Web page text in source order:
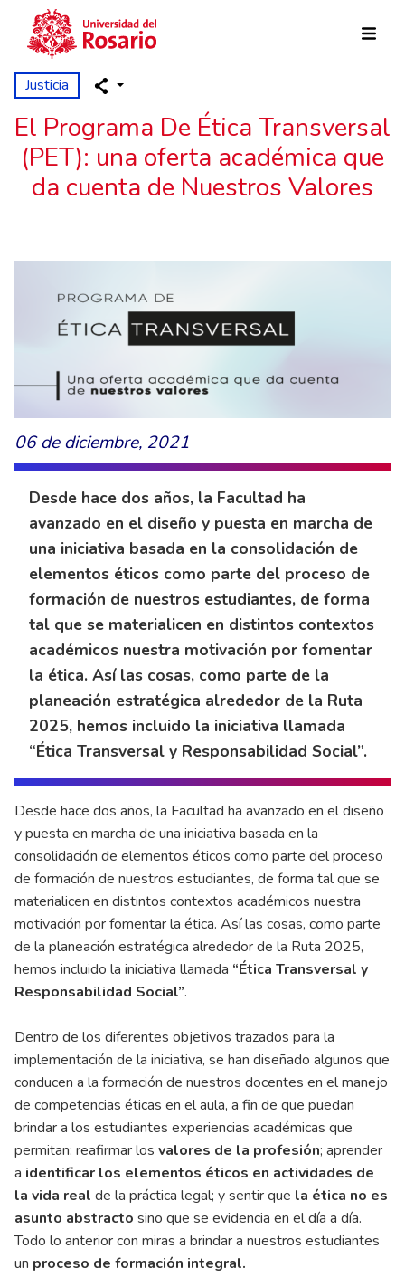
Pasar al contenido principal
Justicia
El Programa De Ética Transversal
(PET): una oferta académica que
da cuenta de Nuestros Valores
06 de diciembre, 2021
Desde hace dos años, la Facultad ha
avanzado en el diseño y puesta en marcha de
una iniciativa basada en la consolidación de
elementos éticos como parte del proceso de
formación de nuestros estudiantes, de forma
tal que se materialicen en distintos contextos
académicos nuestra motivación por fomentar
la ética. Así las cosas, como parte de la
planeación estratégica alrededor de la Ruta
2025, hemos incluido la iniciativa llamada
“Ética Transversal y Responsabilidad Social”.
Desde hace dos años, la Facultad ha avanzado en el diseño
y puesta en marcha de una iniciativa basada en la
consolidación de elementos éticos como parte del proceso
de formación de nuestros estudiantes, de forma tal que se
materialicen en distintos contextos académicos nuestra
motivación por fomentar la ética. Así las cosas, como parte
de la planeación estratégica alrededor de la Ruta 2025,
hemos incluido la iniciativa llamada “Ética Transversal y
Responsabilidad Social”.
Dentro de los diferentes objetivos trazados para la
implementación de la iniciativa, se han diseñado algunos que
conducen a la formación de nuestros docentes en el manejo
de competencias éticas en el aula, a fin de que puedan
brindar a los estudiantes experiencias académicas que
permitan: reafirmar los valores de la profesión; aprender
a identificar los elementos éticos en actividades de
la vida real de la práctica legal; y sentir que la ética no es
asunto abstracto sino que se evidencia en el día a día.
Todo lo anterior con miras a brindar a nuestros estudiantes
un proceso de formación integral.